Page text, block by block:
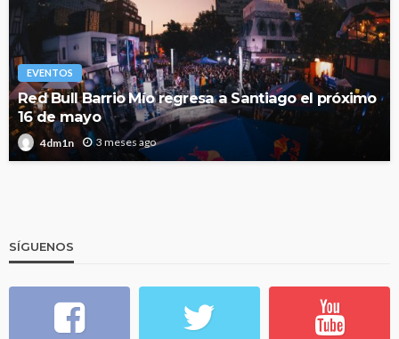
EVENTOS
Red Bull Barrio Mío regresa a Santiago el próximo
16 de mayo
4dm1n 3 meses ago
SÍGUENOS